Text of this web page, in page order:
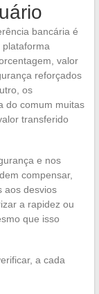
bancária é
valor
reforçados
os
do comum muitas
transferido
e nos
compensar,
aos desvios
a rapidez ou
que isso
a cada